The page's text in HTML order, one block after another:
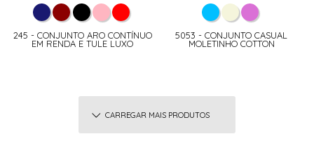
245 - CONJUNTO ARO CONTÍNUO
EM RENDA E TULE LUXO
5053 - CONJUNTO CASUAL
MOLETINHO COTTON
CARREGAR MAIS PRODUTOS